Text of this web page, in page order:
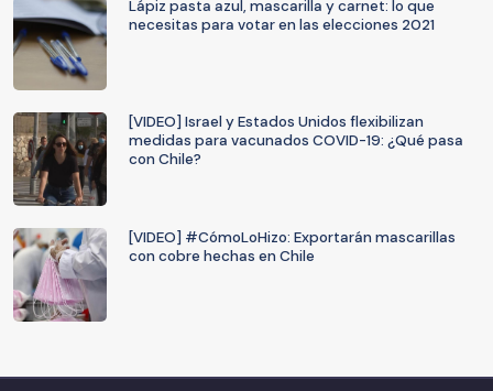
Lápiz pasta azul, mascarilla y carnet: lo que
necesitas para votar en las elecciones 2021
[VIDEO] Israel y Estados Unidos flexibilizan
medidas para vacunados COVID-19: ¿Qué pasa
con Chile?
[VIDEO] #CómoLoHizo: Exportarán mascarillas
con cobre hechas en Chile